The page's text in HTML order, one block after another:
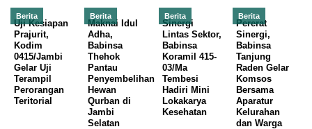
Berita
Uji Kesiapan
Prajurit,
Kodim
0415/Jambi
Gelar Uji
Terampil
Perorangan
Teritorial
Berita
Maknai Idul
Adha,
Babinsa
Thehok
Pantau
Penyembelihan
Hewan
Qurban di
Jambi
Selatan
Berita
Sinergi
Lintas Sektor,
Babinsa
Koramil 415-
03/Ma
Tembesi
Hadiri Mini
Lokakarya
Kesehatan
Berita
Pererat
Sinergi,
Babinsa
Tanjung
Raden Gelar
Komsos
Bersama
Aparatur
Kelurahan
dan Warga